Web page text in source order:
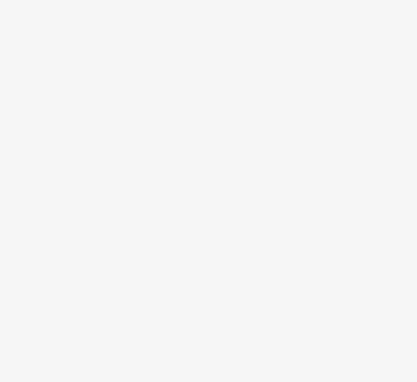
art. 16 RODO,
(tzw. prawo do bycia zapomnianym) na podstawie art. 17
były zebrane lub w inny sposób przetwarzane,
na przetwarzanie danych osobowych, która jest
z prawem,
wywiązania się z obowiązku wynikającego z przepisów
prawidłowość danych osobowych – na okres
swoich celów, ale osoba, której dane dotyczą,
wobec przetwarzania danych - do czasu ustalenia